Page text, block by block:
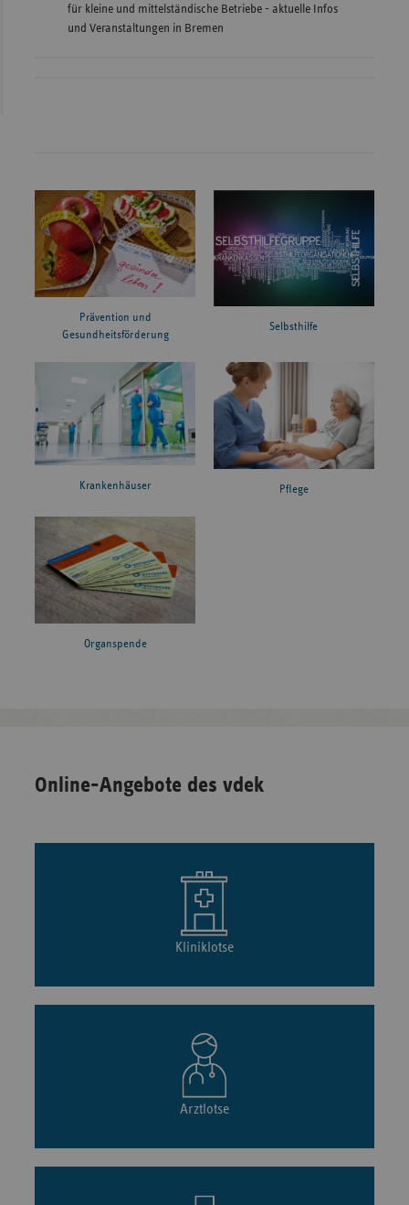
für kleine und mittelständische Betriebe - aktuelle Infos
und Veranstaltungen in Bremen
Prävention und
Gesundheitsförderung
Selbsthilfe
Krankenhäuser Pflege
Organspende
Online-Angebote des vdek
Kliniklotse
Arztlotse